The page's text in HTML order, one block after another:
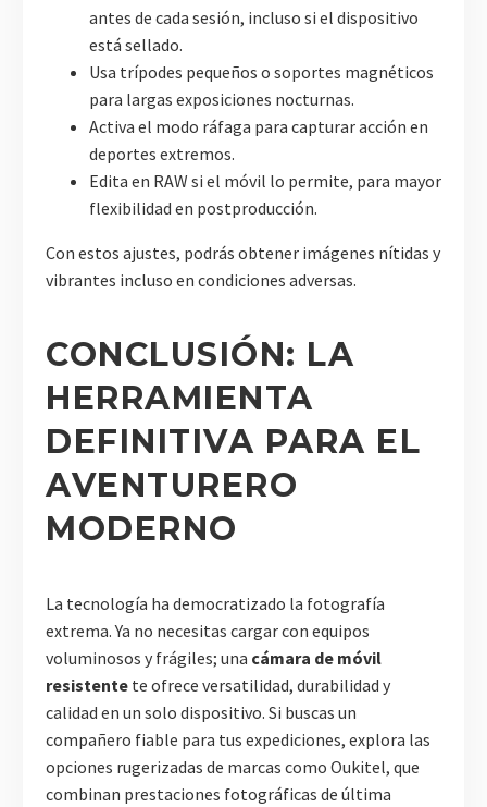
antes de cada sesión, incluso si el dispositivo
está sellado.
Usa trípodes pequeños o soportes magnéticos
para largas exposiciones nocturnas.
Activa el modo ráfaga para capturar acción en
deportes extremos.
Edita en RAW si el móvil lo permite, para mayor
flexibilidad en postproducción.
Con estos ajustes, podrás obtener imágenes nítidas y
vibrantes incluso en condiciones adversas.
CONCLUSIÓN: LA
HERRAMIENTA
DEFINITIVA PARA EL
AVENTURERO
MODERNO
La tecnología ha democratizado la fotografía
extrema. Ya no necesitas cargar con equipos
voluminosos y frágiles; una cámara de móvil
resistente te ofrece versatilidad, durabilidad y
calidad en un solo dispositivo. Si buscas un
compañero fiable para tus expediciones, explora las
opciones rugerizadas de marcas como Oukitel, que
combinan prestaciones fotográficas de última